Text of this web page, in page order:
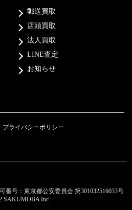
郵送買取
店頭買取
法人買取
LINE査定
お知らせ
プライバシーポリシー
番号：東京都公安委員会 第301032516033号
SAKUMOBA Inc.